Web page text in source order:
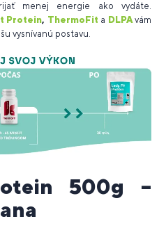
menej energie ako vydáte.
Protein, ThermoFit a DLPAvám
vysnívanú postavu.
500g –